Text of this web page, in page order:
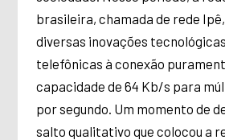
brasileira, chamada de rede
diversas inovações
telefônicas à conexão
capacidade de 64 Kb/s para
por segundo. Um momento de
salto qualitativo que colocou a